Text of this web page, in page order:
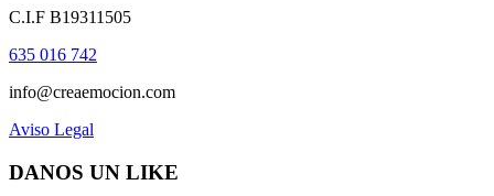
C.I.F B19311505
635 016 742
info@creaemocion.com
Aviso Legal
DANOS UN LIKE